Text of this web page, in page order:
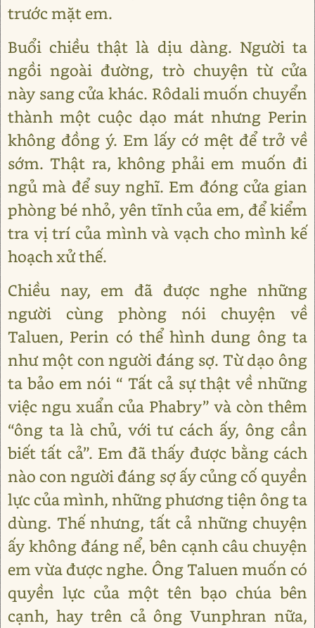
trước mặt em.
Buổi chiều thật là dịu dàng. Người ta
ngồi ngoài đường, trò chuyện từ cửa
này sang cửa khác. Rôdali muốn chuyển
thành một cuộc dạo mát nhưng Perin
không đồng ý. Em lấy cớ mệt để trở về
sớm. Thật ra, không phải em muốn đi
ngủ mà để suy nghĩ. Em đóng cửa gian
phòng bé nhỏ, yên tĩnh của em, để kiểm
tra vị trí của mình và vạch cho mình kế
hoạch xử thế.
Chiều nay, em đã được nghe những
người cùng phòng nói chuyện về
Taluen, Perin có thể hình dung ông ta
như một con người đáng sợ. Từ dạo ông
ta bảo em nói “ Tất cả sự thật về những
việc ngu xuẩn của Phabry” và còn thêm
“ông ta là chủ, với tư cách ấy, ông cần
biết tất cả”. Em đã thấy được bằng cách
nào con người đáng sợ ấy củng cố quyền
lực của mình, những phương tiện ông ta
dùng. Thế nhưng, tất cả những chuyện
ấy không đáng nể, bên cạnh câu chuyện
em vừa được nghe. Ông Taluen muốn có
quyền lực của một tên bạo chúa bên
cạnh, hay trên cả ông Vunphran nữa,